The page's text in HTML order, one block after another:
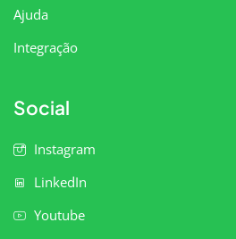
Ajuda
Integração
Social
Instagram
LinkedIn
Youtube